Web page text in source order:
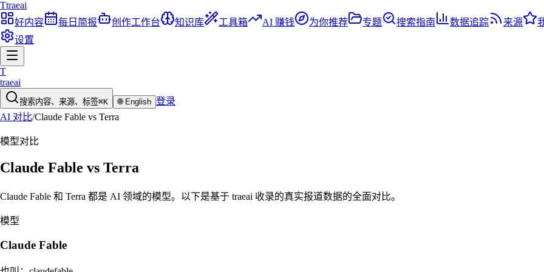
Ttraeai
好内容
每日简报 创作工作台 知识库 工具箱 AI 赚钱 为你推荐 专题 搜索指南 数据追踪 来源
设置
T
traeai
搜索内容、来源、标签⌘K 🌐 English 登录
AI 对比/Claude Fable vs Terra
模型对比
Claude Fable vs Terra
Claude Fable 和 Terra 都是 AI 领域的模型。以下是基于 traeai 收录的真实报道数据的全面对比。
模型
Claude Fable